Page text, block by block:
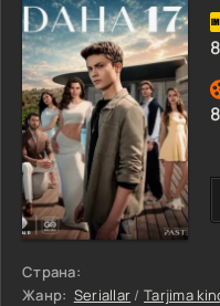
Страна:
Жанр: Seriallar /Tarjima